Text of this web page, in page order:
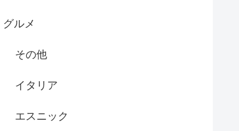
グルメ
その他
イタリア
エスニック